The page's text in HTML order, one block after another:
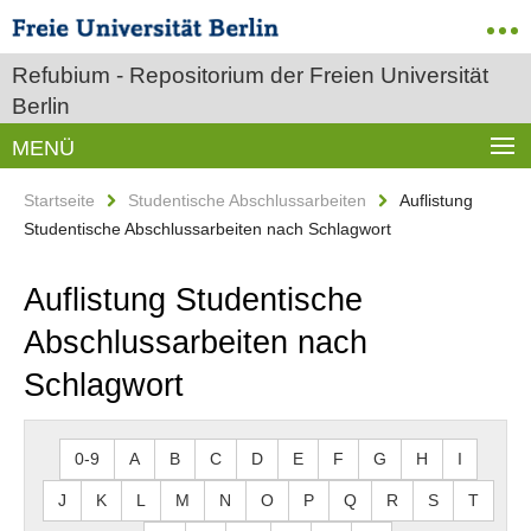
Refubium - Repositorium der Freien Universität
Berlin
MENÜ
Startseite Studentische Abschlussarbeiten
Auflistung
Studentische Abschlussarbeiten nach Schlagwort
Auflistung Studentische
Abschlussarbeiten nach
Schlagwort
0-9 A B C D E F G H I
J K L M N O P Q R S T